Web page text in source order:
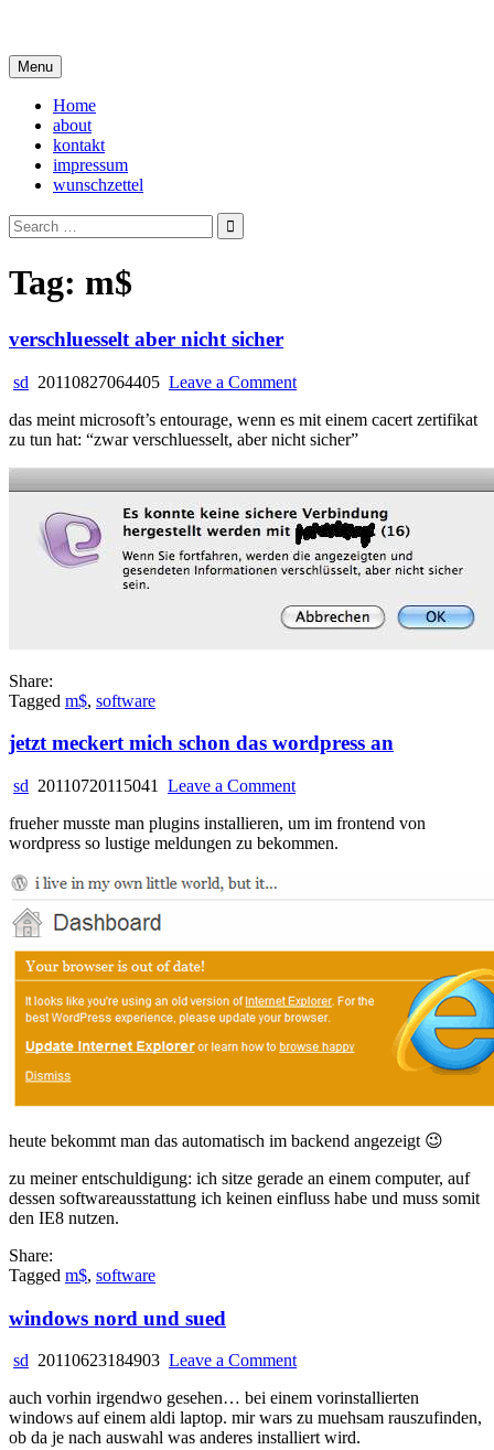
content
Menu
Home
about
kontakt
impressum
wunschzettel
Search
for:
Tag: m$
verschluesselt aber nicht sicher
sd 20110827064405 Leave a Commenton
aber
nicht
das meint microsoft’s entourage, wenn es mit einem cacert zertifikat
zu tun hat: “zwar verschluesselt, aber nicht sicher”
Share:
Tagged m$, software
jetzt meckert mich schon das wordpress an
sd 20110720115041 Leave a Commenton
meckert
mich
frueher musste man plugins installieren, um im frontend von
wordpress so lustige meldungen zu bekommen.
heute bekommt man das automatisch im backend angezeigt 😉
zu meiner entschuldigung: ich sitze gerade an einem computer, auf
dessen softwareausstattung ich keinen einfluss habe und muss somit
den IE8 nutzen.
Share:
Tagged m$, software
windows nord und sued
sd 20110623184903 Leave a Commenton
nord
und
sued
auch vorhin irgendwo gesehen… bei einem vorinstallierten
windows auf einem aldi laptop. mir wars zu muehsam rauszufinden,
ob da je nach auswahl was anderes installiert wird.